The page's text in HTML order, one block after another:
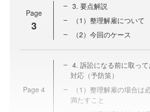
Page
3
3. 要点解説
（1）整理解雇について
（2）今回のケース
Page 4
4. 訴訟になる前に取っ
対応（予防策）
（1）整理解雇の場合は
満たすこと